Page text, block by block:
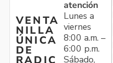
VENTA
NILLA
ÚNICA
DE
RADIC
atención
Lunes a
viernes
8:00 a.m. –
6:00 p.m.
Sábado,